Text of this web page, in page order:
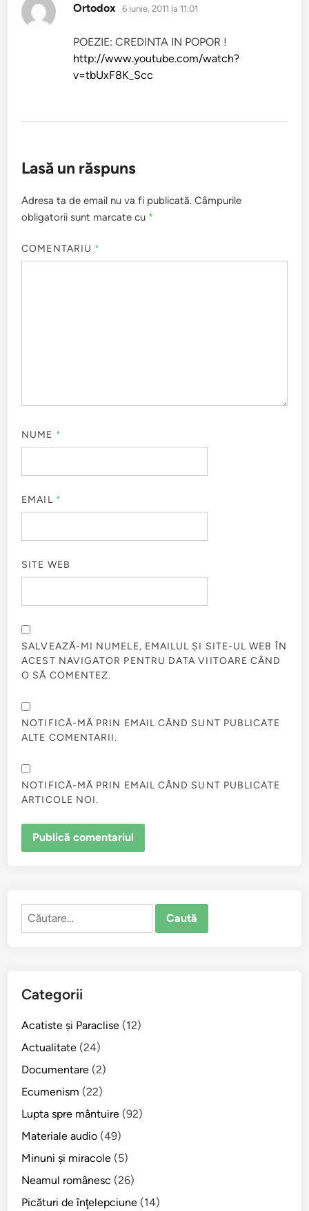
Ortodox spune:
6 iunie, 2011 la 11:01
POEZIE: CREDINTA IN POPOR !
http://www.youtube.com/watch?
v=tbUxF8K_Scc
Lasă un răspuns
Adresa ta de email nu va fi publicată. Câmpurile
obligatorii sunt marcate cu *
COMENTARIU *
NUME *
EMAIL *
SITE WEB
SALVEAZĂ-MI NUMELE, EMAILUL ȘI SITE-UL WEB ÎN
ACEST NAVIGATOR PENTRU DATA VIITOARE CÂND
O SĂ COMENTEZ.
NOTIFICĂ-MĂ PRIN EMAIL CÂND SUNT PUBLICATE
ALTE COMENTARII.
NOTIFICĂ-MĂ PRIN EMAIL CÂND SUNT PUBLICATE
ARTICOLE NOI.
Caută
Categorii
Acatiste şi Paraclise (12)
Actualitate (24)
Documentare (2)
Ecumenism (22)
Lupta spre mântuire (92)
Materiale audio (49)
Minuni şi miracole (5)
Neamul românesc (26)
Picături de înţelepciune (14)